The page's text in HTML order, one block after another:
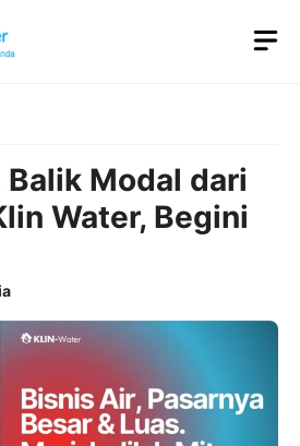
Balik Modal dari
Water, Begini